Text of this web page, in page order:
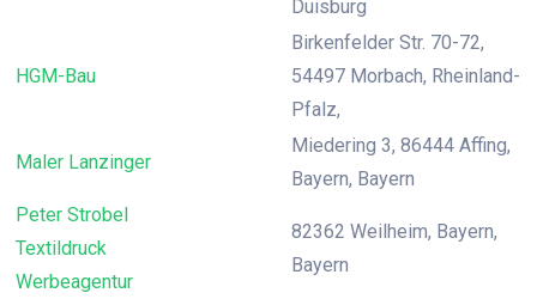
Duisburg
HGM-Bau
Birkenfelder Str. 70-72,
54497 Morbach, Rheinland-
Pfalz,
Maler Lanzinger
Miedering 3, 86444 Affing,
Bayern, Bayern
Peter Strobel
Textildruck
Werbeagentur
82362 Weilheim, Bayern,
Bayern